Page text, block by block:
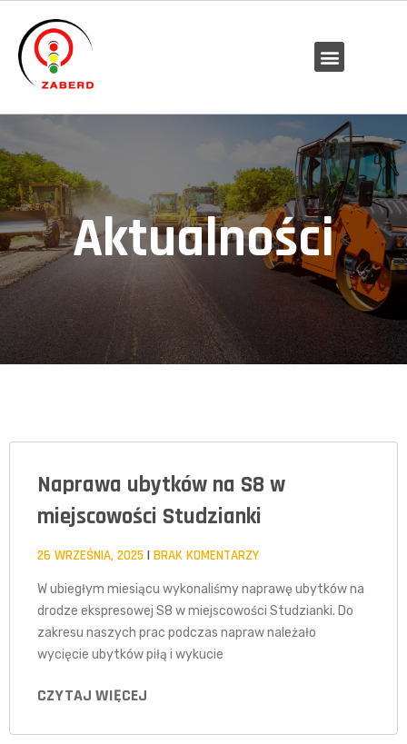
Aktualności
Naprawa ubytków na S8 w
miejscowości Studzianki
26 WRZEŚNIA, 2025 BRAK KOMENTARZY
W ubiegłym miesiącu wykonaliśmy naprawę ubytków na
drodze ekspresowej S8 w miejscowości Studzianki. Do
zakresu naszych prac podczas napraw należało
wycięcie ubytków piłą i wykucie
CZYTAJ WIĘCEJ